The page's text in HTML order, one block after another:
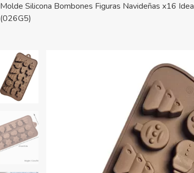
Molde Silicona Bombones Figuras Navideñas x16
(026G5)